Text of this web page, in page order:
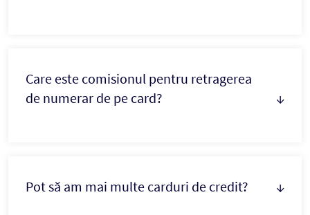
Care este comisionul pentru retragerea
de numerar de pe card?
↓
Pot să am mai multe carduri de credit? ↓